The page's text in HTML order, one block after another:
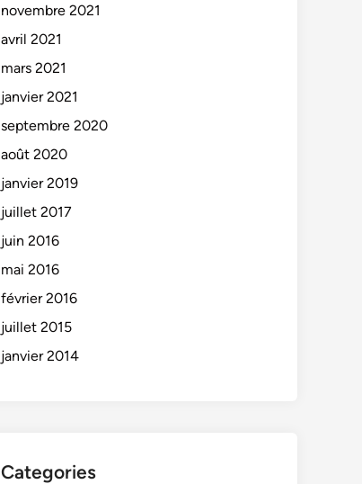
novembre 2021
avril 2021
mars 2021
janvier 2021
septembre 2020
août 2020
janvier 2019
juillet 2017
juin 2016
mai 2016
février 2016
juillet 2015
janvier 2014
Categories